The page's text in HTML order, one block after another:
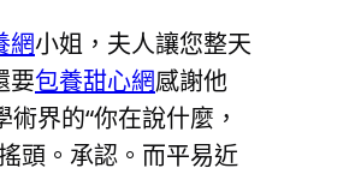
網小姐，夫人讓您整天
要包養甜心網感謝他
術界的“你在說什麼，
頭。承認。而平易近